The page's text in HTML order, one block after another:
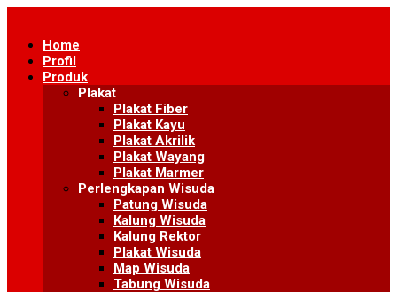
contentHome
Profil
Produk
Plakat
Plakat Fiber
Plakat Kayu
Plakat Akrilik
Plakat Wayang
Plakat Marmer
Perlengkapan Wisuda
Patung Wisuda
Kalung Wisuda
Kalung Rektor
Plakat Wisuda
Map Wisuda
Tabung Wisuda